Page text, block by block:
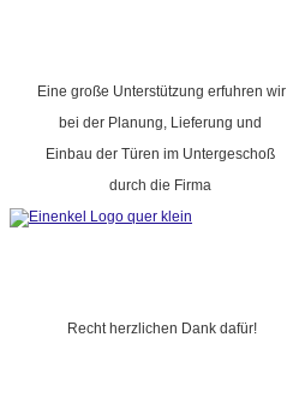
Eine große Unterstützung erfuhren wir
bei der Planung, Lieferung und
Einbau der Türen im Untergeschoß
durch die Firma
Recht herzlichen Dank dafür!